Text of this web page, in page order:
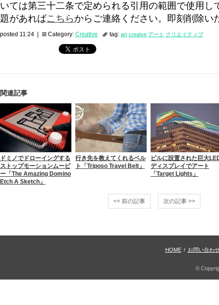
いては第三十二条で定められる引用の範囲で使用し
題があればこちらからご連絡ください。即刻削除い
posted 11:24 | Category: Creative tag: art creatve アート クリエイティブ
関連記事
ドミノでドローイングする
ストップモーションムービ
ー「The Amazing Domino
Etch A Sketch」
行き先を教えてくれるベル
ト「Triposo Travel Belt」
ビルに設置された巨大
ディスプレイでアート
「Target Lights」
<< 前の記事 次の記事 >>
HOME / お問い合わ
©